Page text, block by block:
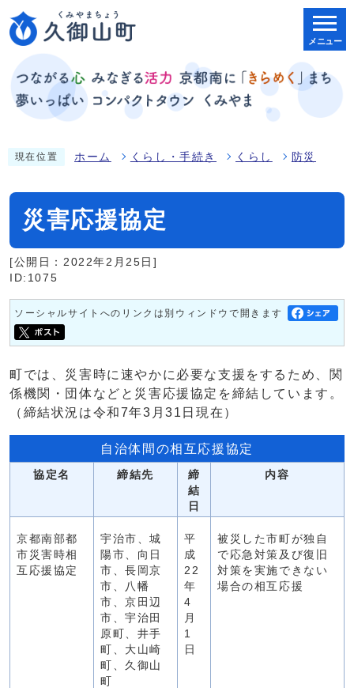
メニュー
現在位置 ホーム くらし・手続き くらし 防災
災害応援協定
[公開日：2022年2月25日]
ID:1075
ソーシャルサイトへのリンクは別ウィンドウで開きます
町では、災害時に速やかに必要な支援をするため、関
係機関・団体などと災害応援協定を締結しています。
（締結状況は令和7年3月31日現在）
自治体間の相互応援協定
協定名 締結先
締
結
日
内容
京都南部都
市災害時相
互応援協定
宇治市、城
陽市、向日
市、長岡京
市、八幡
市、京田辺
市、宇治田
原町、井手
町、大山崎
町、久御山
町
平
成
22
年
4
月
1
日
被災した市町が独自
で応急対策及び復旧
対策を実施できない
場合の相互応援